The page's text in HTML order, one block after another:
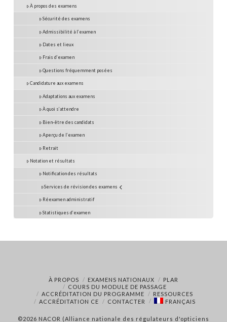
À propos des examens
Sécurité des examens
Admissibilité à l’examen
Dates et lieux
Frais d’examen
Questions fréquemment posées
Candidature aux examens
Adaptations aux examens
À quoi s’attendre
Bien-être des candidats
Aperçu de l’examen
Retrait
Notation et résultats
Notification des résultats
Services de révision des examens
Réexamen administratif
Statistiques d’examen
À PROPOS EXAMENS NATIONAUX
PLAR
COURS DU MODULE DE PASSAGE
ACCRÉDITATION DU PROGRAMME
RESSOURCES
ACCRÉDITATION CE
CONTACTER FRANÇAIS
©2026 NACOR (Alliance nationale des régulateurs d'opticiens